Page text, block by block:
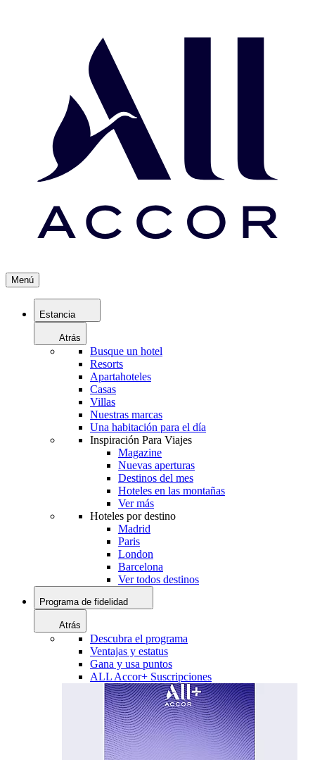
Menú
Estancia
Atrás
Busque un hotel
Resorts
Apartahoteles
Casas
Villas
Nuestras marcas
Una habitación para el día
Inspiración Para Viajes
Magazine
Nuevas aperturas
Destinos del mes
Hoteles en las montañas
Ver más
Hoteles por destino
Madrid
Paris
London
Barcelona
Ver todos destinos
Programa de fidelidad
Atrás
Descubra el programa
Ventajas y estatus
Gana y usa puntos
ALL Accor+ Suscripciones